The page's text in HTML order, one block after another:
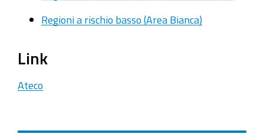
Regioni a rischio basso (Area Bianca)
Link
Ateco